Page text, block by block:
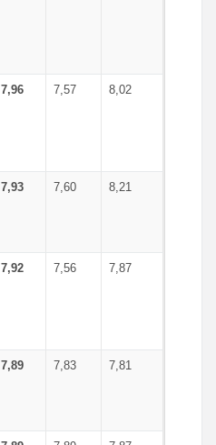
7,96 7,57 8,02
7,93 7,60 8,21
7,92 7,56 7,87
7,89 7,83 7,81